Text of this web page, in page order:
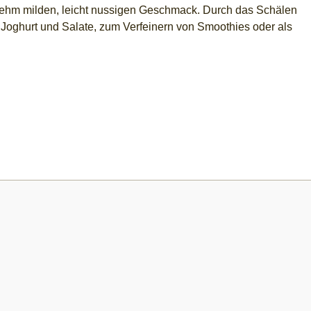
milden, leicht nussigen Geschmack. Durch das Schälen
und Salate, zum Verfeinern von Smoothies oder als